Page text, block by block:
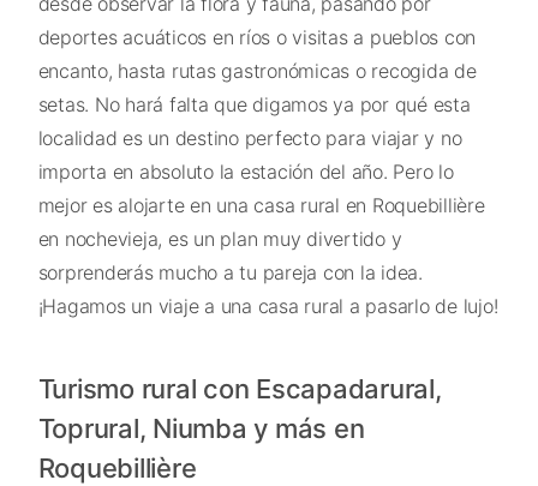
deportes acuáticos en ríos o visitas a pueblos con
encanto, hasta rutas gastronómicas o recogida de
setas. No hará falta que digamos ya por qué esta
localidad es un destino perfecto para viajar y no
importa en absoluto la estación del año. Pero lo
mejor es alojarte en una casa rural en Roquebillière
en nochevieja, es un plan muy divertido y
sorprenderás mucho a tu pareja con la idea.
¡Hagamos un viaje a una casa rural a pasarlo de lujo!
Turismo rural con Escapadarural,
Toprural, Niumba y más en
Roquebillière